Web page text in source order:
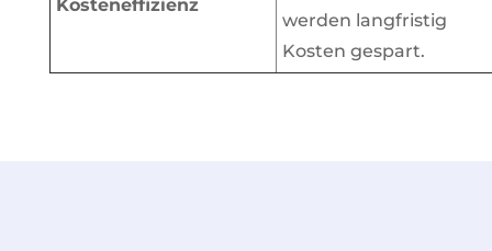
Kosteneffizienz
werden langfristig
Kosten gespart.